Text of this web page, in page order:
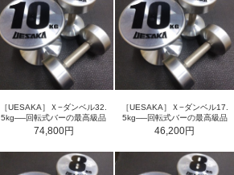
［UESAKA］Ｘ−ダンベル32.
5kg──回転式バーの最高級品
74,800円
［UESAKA］Ｘ−ダンベル17.
5kg──回転式バーの最高級品
46,200円